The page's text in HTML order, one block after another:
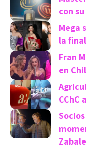
con
Mega
la
Fran
en